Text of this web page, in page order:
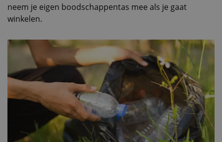
neem je eigen boodschappentas mee als je gaat
winkelen.